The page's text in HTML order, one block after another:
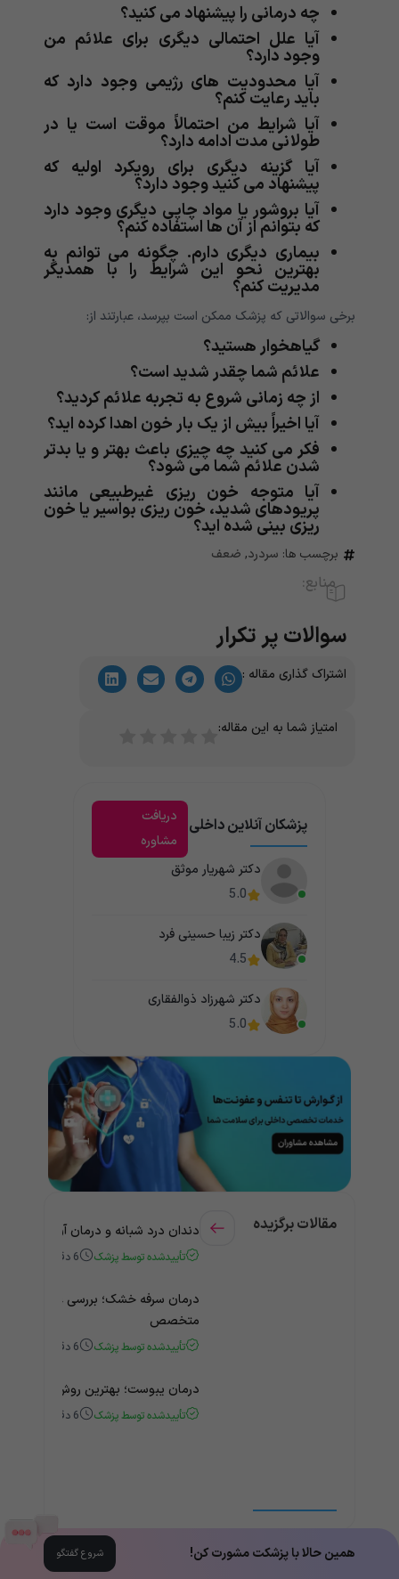
چه درمانی را پیشنهاد می کنید؟
آیا علل احتمالی دیگری برای علائم من
وجود دارد؟
آیا محدودیت های رژیمی وجود دارد که
باید رعایت کنم؟
آیا شرایط من احتمالاً موقت است یا در
طولانی مدت ادامه دارد؟
آیا گزینه دیگری برای رویکرد اولیه که
پیشنهاد می کنید وجود دارد؟
آیا بروشور یا مواد چاپی دیگری وجود دارد
که بتوانم از آن ها استفاده کنم؟
بیماری دیگری دارم. چگونه می توانم به
بهترین نحو این شرایط را با همدیگر
مدیریت کنم؟
برخی سوالاتی که پزشک ممکن است بپرسد، عبارتند از:
گیاهخوار هستید؟
علائم شما چقدر شدید است؟
از چه زمانی شروع به تجربه علائم کردید؟
آیا اخیراً بیش از یک بار خون اهدا کرده اید؟
فکر می کنید چه چیزی باعث بهتر و یا بدتر
شدن علائم شما می شود؟
آیا متوجه خون ریزی غیرطبیعی مانند
پریودهای شدید، خون ریزی بواسیر یا خون
ریزی بینی شده اید؟
برچسب ها: سردرد, ضعف
منابع:
سوالات پر تکرار
اشتراک گذاری مقاله :
امتیاز شما به این مقاله:
پزشکان آنلاین داخلی
دریافت
مشاوره
دکتر شهریار موثق
5.0
دکتر زیبا حسینی فرد
4.5
دکتر شهرزاد ذوالفقاری
5.0
مقالات برگزیده دندان درد شبانه و درمان آن +
تأییدشده توسط پزشک 6 دقیقه
درمان سرفه خشک؛ بررسی علت و
متخصص
تأییدشده توسط پزشک 6 دقیقه
درمان یبوست؛ بهترین روش‌های
تأییدشده توسط پزشک 6 دقیقه
مقالات همه‌ی دسته‌بندی‌ها
همین حالا با پزشکت مشورت کن! شروع گفتگو